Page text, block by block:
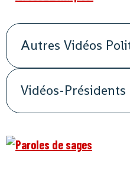
Autres Vidéos
Vidéos-Présidents